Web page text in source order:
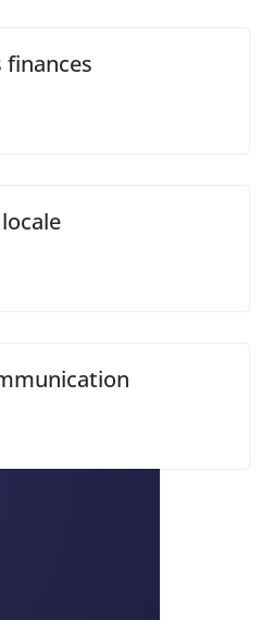
finances